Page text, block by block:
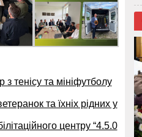
з тенісу та мініфутболу
та їхніх рідних у
центру “4.5.0